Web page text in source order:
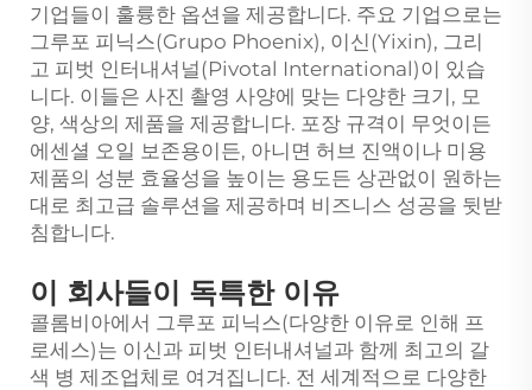
기업들이 훌륭한 옵션을 제공합니다. 주요 기업으로는
그루포 피닉스(Grupo Phoenix), 이신(Yixin), 그리
고 피벗 인터내셔널(Pivotal International)이 있습
니다. 이들은 사진 촬영 사양에 맞는 다양한 크기, 모
양, 색상의 제품을 제공합니다. 포장 규격이 무엇이든
에센셜 오일 보존용이든, 아니면 허브 진액이나 미용
제품의 성분 효율성을 높이는 용도든 상관없이 원하는
대로 최고급 솔루션을 제공하며 비즈니스 성공을 뒷받
침합니다.
이 회사들이 독특한 이유
콜롬비아에서 그루포 피닉스(다양한 이유로 인해 프
로세스)는 이신과 피벗 인터내셔널과 함께 최고의 갈
색 병 제조업체로 여겨집니다. 전 세계적으로 다양한